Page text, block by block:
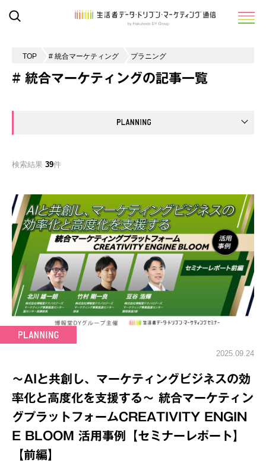
TOP # 統合マーケティング プラニング
# 統合マーケティングの記事一覧
検索結果 39件
2025.09.24
～AIと共創し、マーケティングビジネスの効
率化と高度化を支援する～ 統合マーケティン
グプラットフォームCREATIVITY ENGIN
E BLOOM 活用事例【セミナーレポート】
【前編】